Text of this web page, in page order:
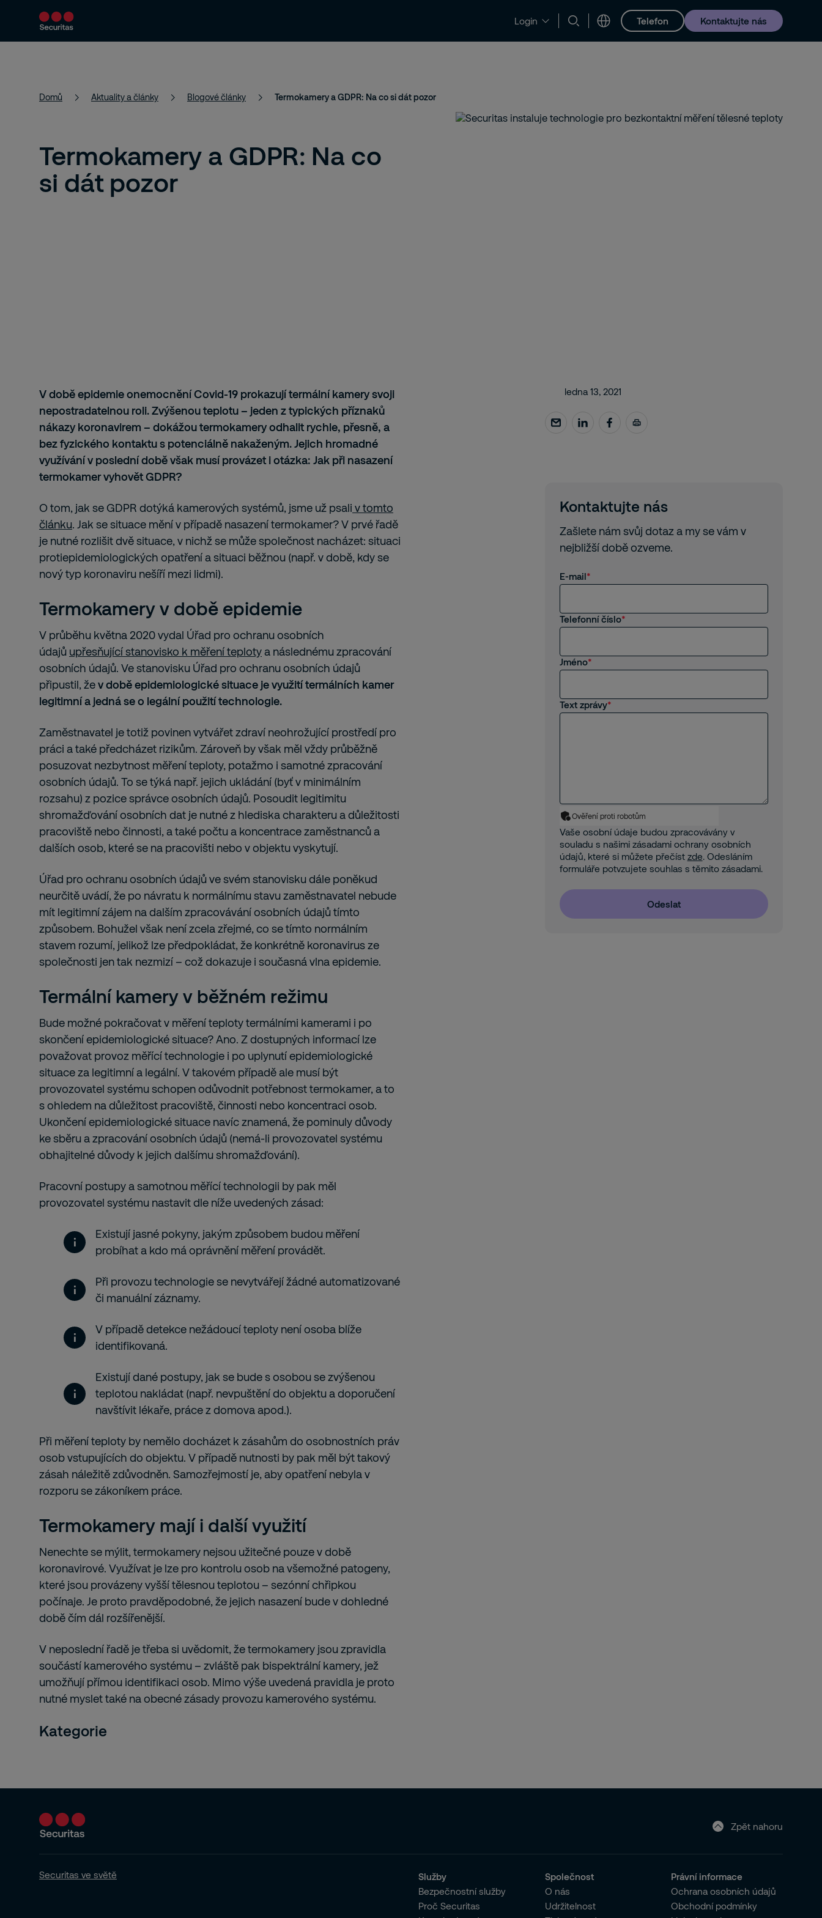
Login Telefon Kontaktujte nás
Bezpečnostní řešení Aktuality a články Kontakty a podpora Kariéra
Domů Aktuality a články Blogové články Termokamery a GDPR: Na co si dát pozor
Termokamery a GDPR: Na co
si dát pozor
V době epidemie onemocnění Covid-19 prokazují termální kamery svoji
nepostradatelnou roli. Zvýšenou teplotu – jeden z typických příznaků
nákazy koronavirem – dokážou termokamery odhalit rychle, přesně, a
bez fyzického kontaktu s potenciálně nakaženým. Jejich hromadné
využívání v poslední době však musí provázet i otázka: Jak při nasazení
termokamer vyhovět GDPR?
O tom, jak se GDPR dotýká kamerových systémů, jsme už psali v tomto
článku. Jak se situace mění v případě nasazení termokamer? V prvé řadě
je nutné rozlišit dvě situace, v nichž se může společnost nacházet: situaci
protiepidemiologických opatření a situaci běžnou (např. v době, kdy se
nový typ koronaviru nešíří mezi lidmi).
Termokamery v době epidemie
V průběhu května 2020 vydal Úřad pro ochranu osobních
údajů upřesňující stanovisko k měření teploty a následnému zpracování
osobních údajů. Ve stanovisku Úřad pro ochranu osobních údajů
připustil, žev době epidemiologické situace je využití termálních kamer
legitimní a jedná se o legální použití technologie.
Zaměstnavatel je totiž povinen vytvářet zdraví neohrožující prostředí pro
práci a také předcházet rizikům. Zároveň by však měl vždy průběžně
posuzovat nezbytnost měření teploty, potažmo i samotné zpracování
osobních údajů. To se týká např. jejich ukládání (byť v minimálním
rozsahu) z pozice správce osobních údajů. Posoudit legitimitu
shromažďování osobních dat je nutné z hlediska charakteru a důležitosti
pracoviště nebo činnosti, a také počtu a koncentrace zaměstnanců a
dalších osob, které se na pracovišti nebo v objektu vyskytují.
Úřad pro ochranu osobních údajů ve svém stanovisku dále poněkud
neurčitě uvádí, že po návratu k normálnímu stavu zaměstnavatel nebude
mít legitimní zájem na dalším zpracovávání osobních údajů tímto
způsobem. Bohužel však není zcela zřejmé, co se tímto normálním
stavem rozumí, jelikož lze předpokládat, že konkrétně koronavirus ze
společnosti jen tak nezmizí – což dokazuje i současná vlna epidemie.
Termální kamery v běžném režimu
Bude možné pokračovat v měření teploty termálními kamerami i po
skončení epidemiologické situace? Ano. Z dostupných informací lze
považovat provoz měřící technologie i po uplynutí epidemiologické
situace za legitimní a legální. V takovém případě ale musí být
provozovatel systému schopen odůvodnit potřebnost termokamer, a to
s ohledem na důležitost pracoviště, činnosti nebo koncentraci osob.
Ukončení epidemiologické situace navíc znamená, že pominuly důvody
ke sběru a zpracování osobních údajů (nemá-li provozovatel systému
obhajitelné důvody k jejich dalšímu shromažďování).
Pracovní postupy a samotnou měřící technologii by pak měl
provozovatel systému nastavit dle níže uvedených zásad:
Existují jasné pokyny, jakým způsobem budou měření
probíhat a kdo má oprávnění měření provádět.
Při provozu technologie se nevytvářejí žádné automatizované
či manuální záznamy.
V případě detekce nežádoucí teploty není osoba blíže
identifikovaná.
Existují dané postupy, jak se bude s osobou se zvýšenou
teplotou nakládat (např. nevpuštění do objektu a doporučení
navštívit lékaře, práce z domova apod.).
Při měření teploty by nemělo docházet k zásahům do osobnostních práv
osob vstupujících do objektu. V případě nutnosti by pak měl být takový
zásah náležitě zdůvodněn. Samozřejmostí je, aby opatření nebyla v
rozporu se zákoníkem práce.
Termokamery mají i další využití
Nenechte se mýlit, termokamery nejsou užitečné pouze v době
koronavirové. Využívat je lze pro kontrolu osob na všemožné patogeny,
které jsou provázeny vyšší tělesnou teplotou – sezónní chřipkou
počínaje. Je proto pravděpodobné, že jejich nasazení bude v dohledné
době čím dál rozšířenější.
V neposlední řadě je třeba si uvědomit, že termokamery jsou zpravidla
součástí kamerového systému – zvláště pak bispektrální kamery, jež
umožňují přímou identifikaci osob. Mimo výše uvedená pravidla je proto
nutné myslet také na obecné zásady provozu kamerového systému.
ledna 13, 2021
Kontaktujte nás
Zašlete nám svůj dotaz a my se vám v
nejbližší době ozveme.
E-mail
Telefonní číslo
Jméno
Text zprávy
Ověření proti robotům
Vaše osobní údaje budou zpracovávány v
souladu s našimi zásadami ochrany osobních
údajů, které si můžete přečíst zde. Odesláním
formuláře potvzujete souhlas s těmito zásadami.
Odeslat
Kategorie
Zpět nahoru
Securitas ve světě
Služby
Bezpečnostní služby
Proč Securitas
Společnost
O nás
Udržitelnost
Právní informace
Ochrana osobních údajů
Obchodní podmínky